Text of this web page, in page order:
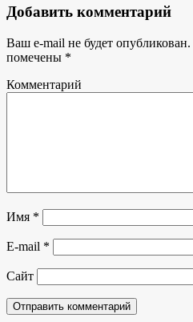
Добавить комментарий
Ваш e-mail не будет опубликован.
помечены *
Комментарий
Имя *
E-mail *
Сайт